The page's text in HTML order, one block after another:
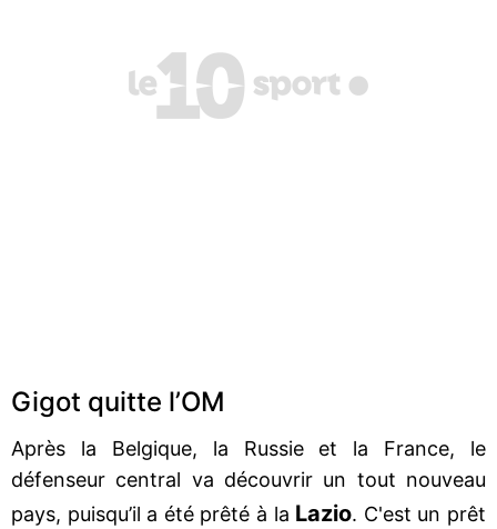
Gigot quitte l’OM
Après la Belgique, la Russie et la France, le
défenseur central va découvrir un tout nouveau
pays, puisqu’il a été prêté à la Lazio. C'est un prêt